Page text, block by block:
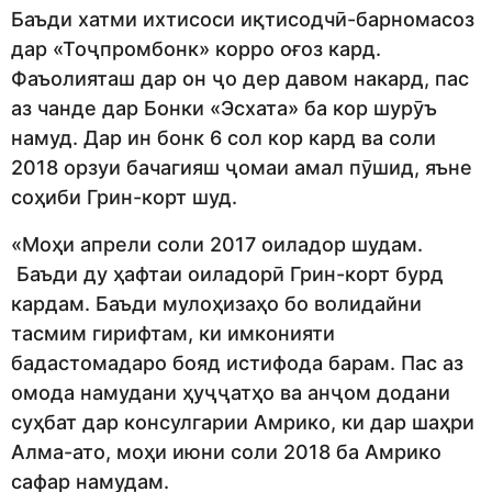
Баъди хатми ихтисоси иқтисодчӣ-барномасоз
дар «Тоҷпромбонк» корро оғоз кард.
Фаъолияташ дар он ҷо дер давом накард, пас
аз чанде дар Бонки «Эсхата» ба кор шурӯъ
намуд. Дар ин бонк 6 сол кор кард ва соли
2018 орзуи бачагияш ҷомаи амал пӯшид, яъне
соҳиби Грин-корт шуд.
«Моҳи апрели соли 2017 оиладор шудам.
Баъди ду ҳафтаи оиладорӣ Грин-корт бурд
кардам. Баъди мулоҳизаҳо бо волидайни
тасмим гирифтам, ки имконияти
бадастомадаро бояд истифода барам. Пас аз
омода намудани ҳуҷҷатҳо ва анҷом додани
суҳбат дар консулгарии Амрико, ки дар шаҳри
Алма-ато, моҳи июни соли 2018 ба Амрико
сафар намудам.